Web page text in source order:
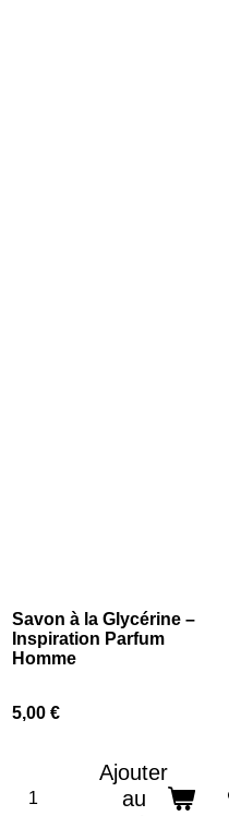
Savon à la Glycérine –
Inspiration Parfum
Homme
5,00 €
Ajouter
au